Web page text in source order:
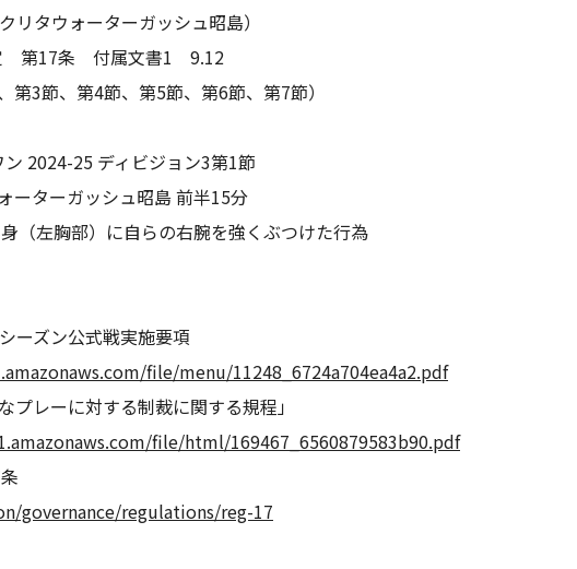
タウォーターガッシュ昭島）
第17条 付属文書1 9.12
3節、第4節、第5節、第6節、第7節）
2024-25 ディビジョン3第1節
ーターガッシュ昭島 前半15分
（左胸部）に自らの右腕を強くぶつけた行為
ーズン公式戦実施要項
file/menu/11248_6724a704ea4a2.pdf
プレーに対する制裁に関する規程」
file/html/169467_6560879583b90.pdf
governance/regulations/reg-17